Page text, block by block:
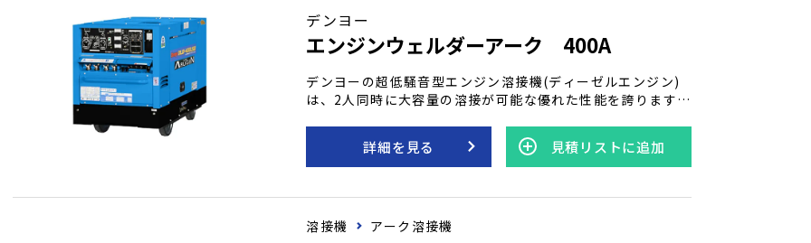
デンヨー
エンジンウェルダーアーク 400A
デンヨーの超低騒音型エンジン溶接機(ディーゼルエンジン)
は、2人同時に大容量の溶接が可能な優れた性能を誇ります。
ています。 無段階eモードにより、低燃費で低騒音な運転が
可能であり、さらに電撃防止機能も搭載されています。 垂下
特性と低電流特性のワンタッチ切り替えなど、高性能な溶接
詳細を見る 見積リストに追加
溶接機 アーク溶接機